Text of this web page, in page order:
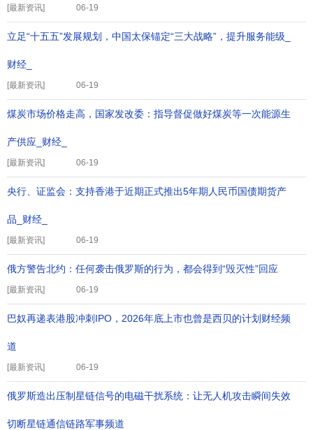
[最新资讯] 06-19
[最新资讯]
立足“十五五”发展规划，中国太保锚定“三大战略”，提升服务能级_
财经_
06-19
[最新资讯]
煤炭市场价格走高，国家发改委：指导督促做好煤炭等一次能源生
产供应_财经_
06-19
[最新资讯]
央行、证监会：支持香港于近期正式推出5年期人民币国债期货产
品_财经_
06-19
[最新资讯]
俄方警告北约：任何袭击俄罗斯的行为，都会得到“毁灭性”回应
06-19
[最新资讯]
巴奴再递表港股冲刺IPO，2026年底上市也曾是西贝的计划财经频
道
06-19
俄罗斯造出压制星链信号的电磁干扰系统：让无人机攻击瞬间失效
切断星链通信链路军事频道